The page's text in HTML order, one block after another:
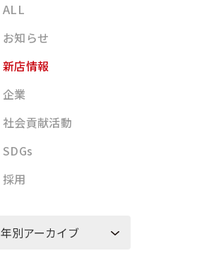
ALL
お知らせ
新店情報
企業
社会貢献活動
SDGs
採用